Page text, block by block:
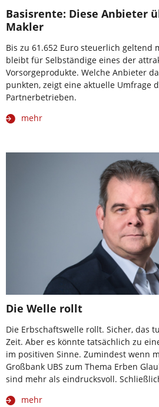
Basisrente: Diese Anbieter
Makler
Bis zu 61.652 Euro steuerlich geltend
bleibt für Selbständige eines der
Vorsorgeprodukte. Welche Anbieter
punkten, zeigt eine aktuelle Umfrage
Partnerbetrieben.
mehr
Die Welle rollt
Die Erbschaftswelle rollt. Sicher, das
Zeit. Aber es könnte tatsächlich zu
im positiven Sinne. Zumindest wenn
Großbank UBS zum Thema Erben
sind mehr als eindrucksvoll.
mehr